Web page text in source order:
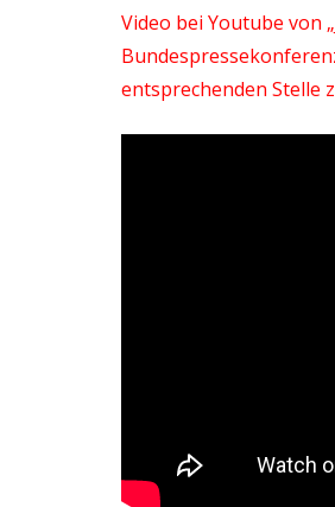
Video bei Youtube von
entsprechenden Stelle